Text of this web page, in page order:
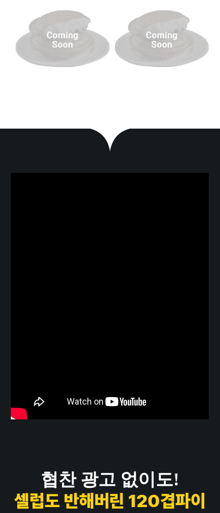
협찬 광고 없이도!
셀럽도 반해버린 120겹파이